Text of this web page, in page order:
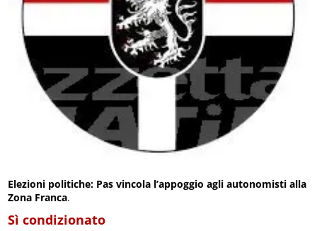
Elezioni politiche: Pas vincola l’appoggio agli autonomisti alla
Zona Franca.
Sì condizionato